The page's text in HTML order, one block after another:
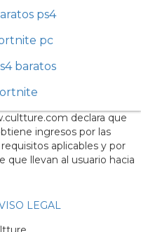
ps4
pc
baratos
declara que
ingresos por las
aplicables y por
que llevan al usuario hacia
LEGAL